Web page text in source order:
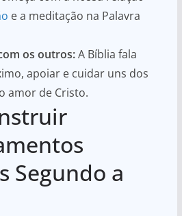
e a meditação na Palavra
os outros:A Bíblia fala
apoiar e cuidar uns dos
amor de Cristo.
Segundo a